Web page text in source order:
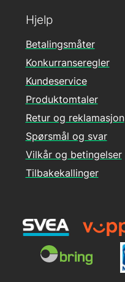
Hjelp
Betalingsmåter
Konkurranseregler
Kundeservice
Produktomtaler
Retur og reklamasjon
Spørsmål og svar
Vilkår og betingelser
Tilbakekallinger